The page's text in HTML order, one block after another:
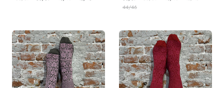
44/46